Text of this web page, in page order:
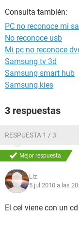
Consulta también:
PC no reconoce mi
No reconoce usb
Mi pc no reconoce
Samsung tv 3d
Samsung smart hub
Samsung kies
3 respuestas
RESPUESTA 1 / 3
Mejor respuesta
Liz
5 jul 2010 a las
El cel viene con un